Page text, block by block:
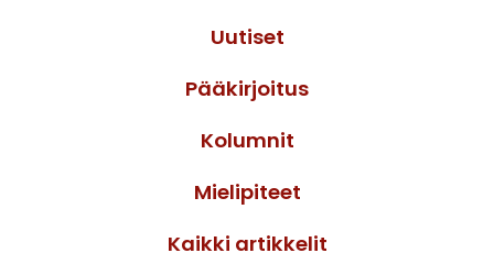
Uutiset
Pääkirjoitus
Kolumnit
Mielipiteet
Kaikki artikkelit